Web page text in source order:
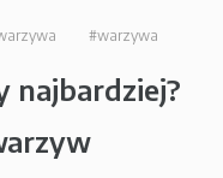
#warzywa
najbardziej?